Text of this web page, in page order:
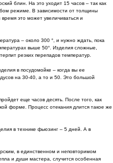
блин. На это уходит 15 часов – так как
режиме. В зависимости от толщины
это может увеличиваться и
– около 300 °, и нужно ждать, пока
выше 50°. Изделия сложные,
резких перепадов температур.
в посудомойке – когда вы ее
на 30-40, а то и 50. Это большой
еще часов десять. После того, как
форме. Процесс отекания длится такое же
в технике фьюзинг – 5 дней. А в
в единственном и неповторимом
и души мастера, случится особенная